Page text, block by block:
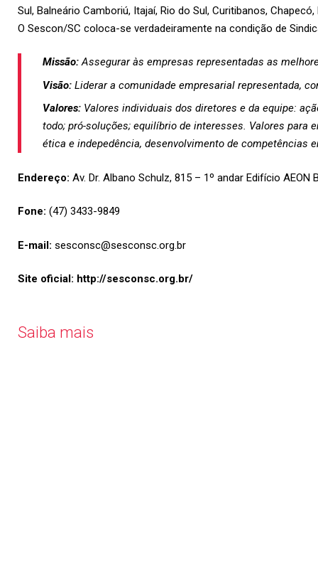
Sul, Balneário Camboriú, Itajaí, Rio do Sul, Curitibanos,
O Sescon/SC coloca-se verdadeiramente na condição de
Missão:Assegurar às empresas representadas as
Visão: Liderar a comunidade empresarial representada,
Valores: Valores individuais dos diretores e da equipe:
todo; pró-soluções; equilíbrio de interesses. Valores
ética e indepedência, desenvolvimento de competências
Endereço: Av. Dr. Albano Schulz, 815 – 1º andar Edifício
Fone: (47) 3433-9849
E-mail: sesconsc@sesconsc.org.br
Site oficial: http://sesconsc.org.br/
Saiba mais